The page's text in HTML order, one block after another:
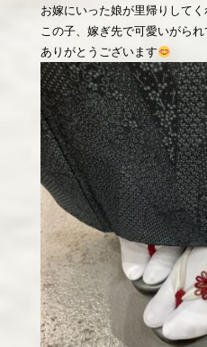
お嫁にいった娘が里帰りして
この子、嫁ぎ先で可愛いがら
ありがとうございます